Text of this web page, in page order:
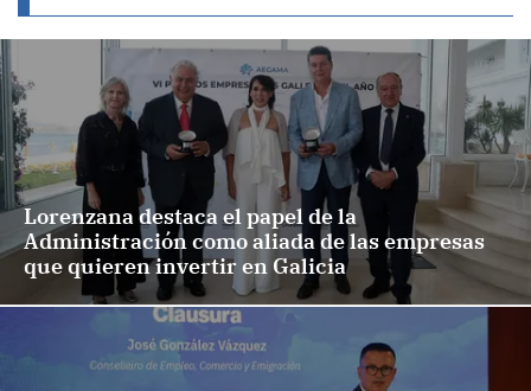
Lorenzana destaca el papel de la
Administración como aliada de las empresas
que quieren invertir en Galicia